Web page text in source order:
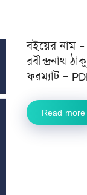
বইয়ের নাম
রবীন্দ্রনাথ
ফরম্যাট –
Read more